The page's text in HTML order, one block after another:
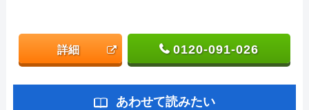
詳細 0120-091-026
あわせて読みたい